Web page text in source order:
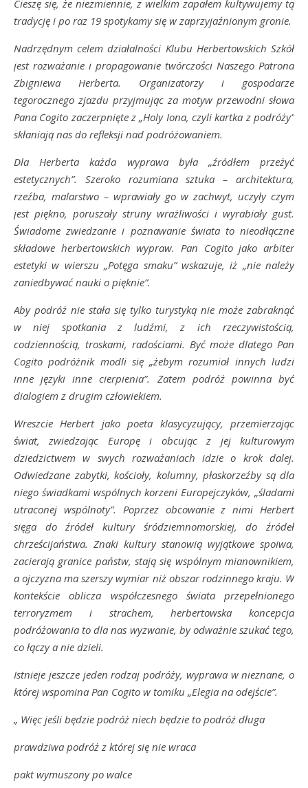
Cieszę się, że niezmiennie, z wielkim zapałem kultywujemy tą
tradycję i po raz 19 spotykamy się w zaprzyjaźnionym gronie.
Nadrzędnym celem działalności Klubu Herbertowskich Szkół
jest rozważanie i propagowanie twórczości Naszego Patrona
Zbigniewa Herberta. Organizatorzy i gospodarze
tegorocznego zjazdu przyjmując za motyw przewodni słowa
Pana Cogito zaczerpnięte z „Holy Iona, czyli kartka z podróży”
skłaniają nas do refleksji nad podróżowaniem.
Dla Herberta każda wyprawa była „źródłem przeżyć
estetycznych”. Szeroko rozumiana sztuka – architektura,
rzeźba, malarstwo – wprawiały go w zachwyt, uczyły czym
jest piękno, poruszały struny wrażliwości i wyrabiały gust.
Świadome zwiedzanie i poznawanie świata to nieodłączne
składowe herbertowskich wypraw. Pan Cogito jako arbiter
estetyki w wierszu „Potęga smaku” wskazuje, iż „nie należy
zaniedbywać nauki o pięknie”.
Aby podróż nie stała się tylko turystyką nie może zabraknąć
w niej spotkania z ludźmi, z ich rzeczywistością,
codziennością, troskami, radościami. Być może dlatego Pan
Cogito podróżnik modli się „żebym rozumiał innych ludzi
inne języki inne cierpienia”. Zatem podróż powinna być
dialogiem z drugim człowiekiem.
Wreszcie Herbert jako poeta klasycyzujący, przemierzając
świat, zwiedzając Europę i obcując z jej kulturowym
dziedzictwem w swych rozważaniach idzie o krok dalej.
Odwiedzane zabytki, kościoły, kolumny, płaskorzeźby są dla
niego świadkami wspólnych korzeni Europejczyków, „śladami
utraconej wspólnoty”. Poprzez obcowanie z nimi Herbert
sięga do źródeł kultury śródziemnomorskiej, do źródeł
chrześcijaństwa. Znaki kultury stanowią wyjątkowe spoiwa,
zacierają granice państw, stają się wspólnym mianownikiem,
a ojczyzna ma szerszy wymiar niż obszar rodzinnego kraju. W
kontekście oblicza współczesnego świata przepełnionego
terroryzmem i strachem, herbertowska koncepcja
podróżowania to dla nas wyzwanie, by odważnie szukać tego,
co łączy a nie dzieli.
Istnieje jeszcze jeden rodzaj podróży, wyprawa w nieznane, o
której wspomina Pan Cogito w tomiku „Elegia na odejście”.
„ Więc jeśli będzie podróż niech będzie to podróż długa
prawdziwa podróż z której się nie wraca
pakt wymuszony po walce